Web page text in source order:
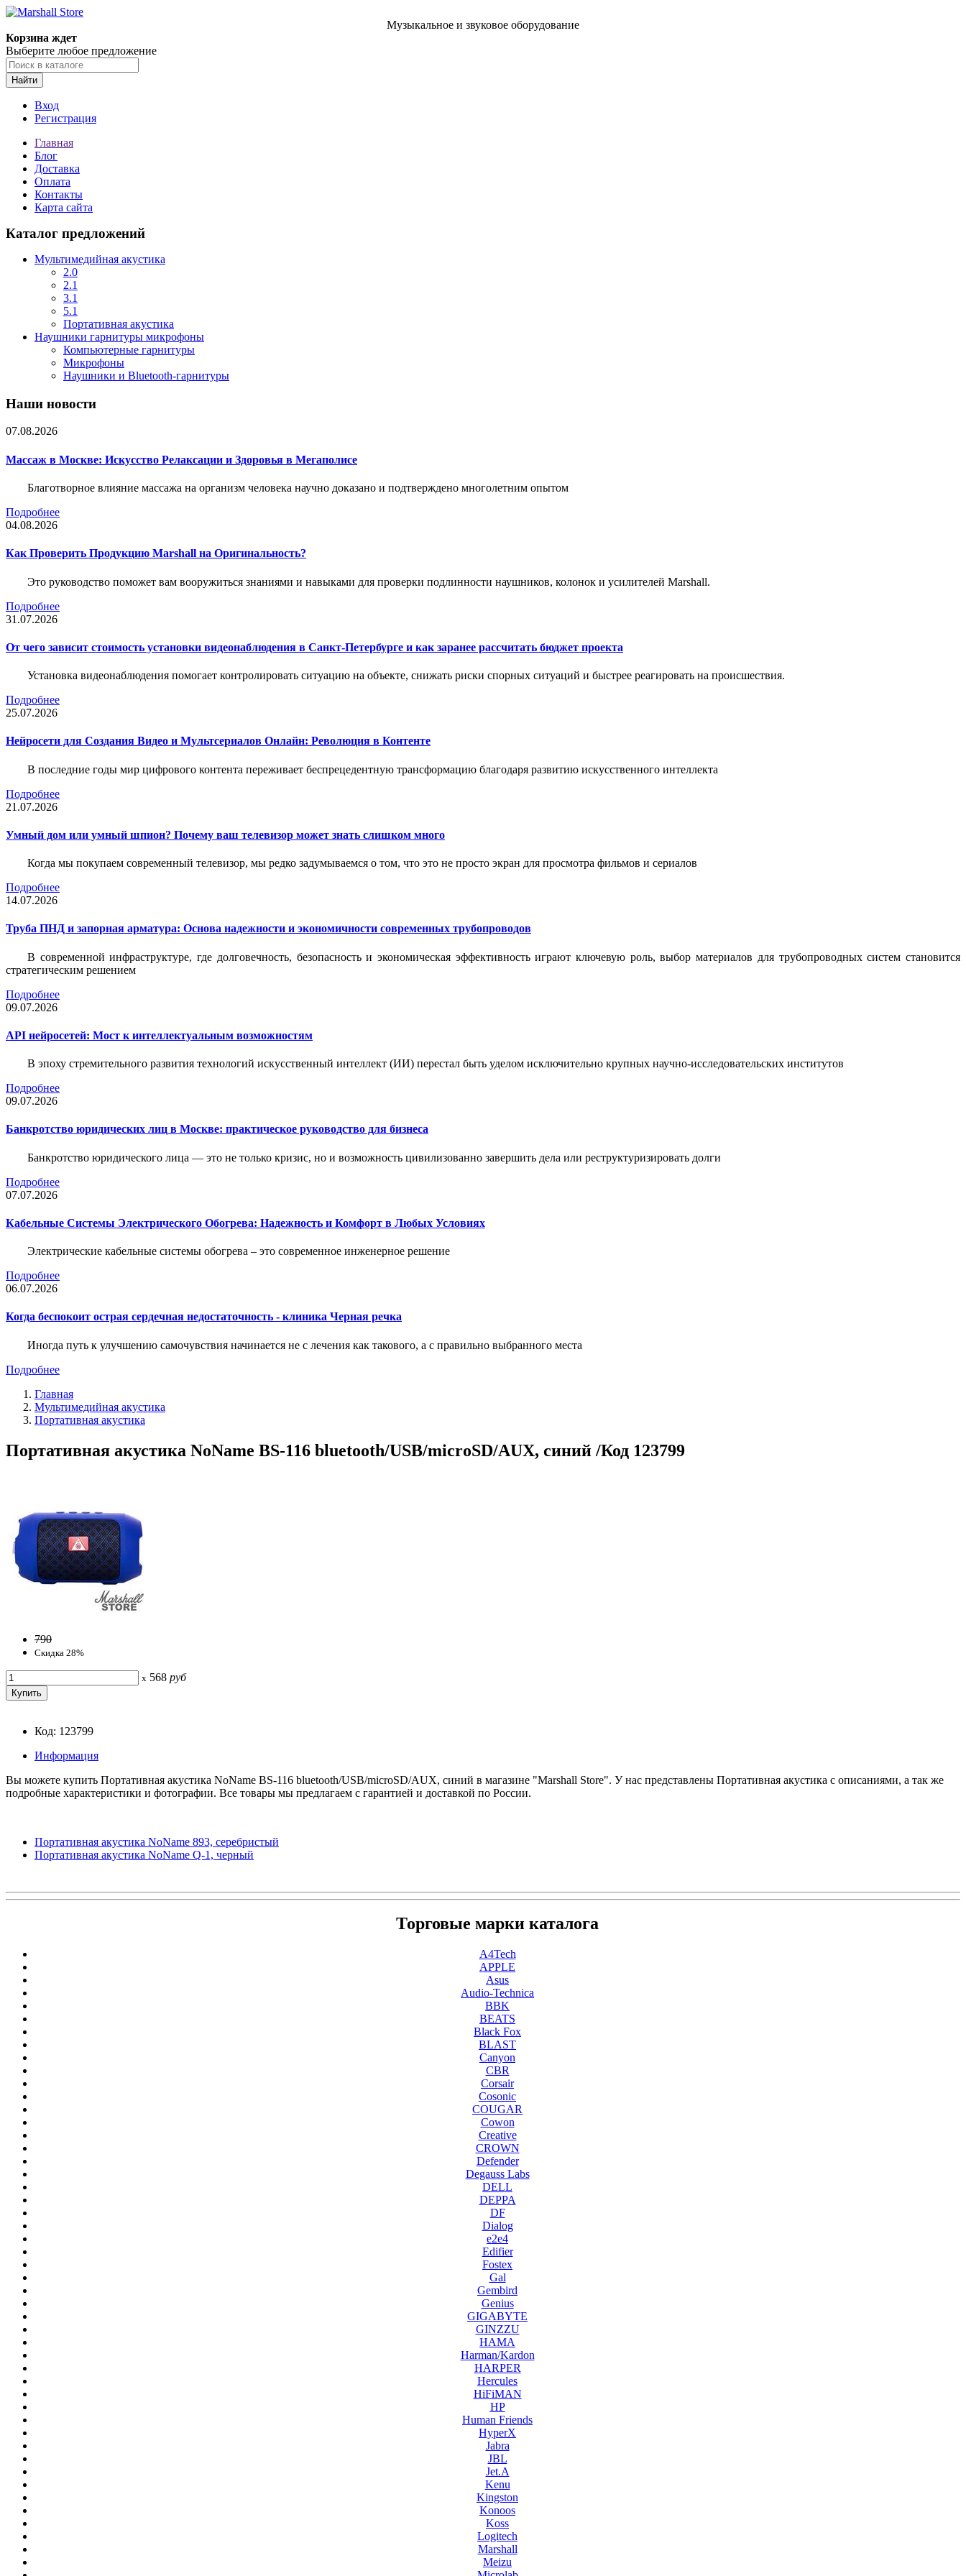
Музыкальное и звуковое оборудование
Корзина ждет
Выберите любое предложение
Найти
Вход
Регистрация
Главная
Блог
Доставка
Оплата
Контакты
Карта сайта
Каталог предложений
Мультимедийная акустика
2.0
2.1
3.1
5.1
Портативная акустика
Наушники гарнитуры микрофоны
Компьютерные гарнитуры
Микрофоны
Наушники и Bluetooth-гарнитуры
Наши новости
07.08.2026
Массаж в Москве: Искусство Релаксации и Здоровья в Мегаполисе
Благотворное влияние массажа на организм человека научно доказано и подтверждено многолетним опытом
Подробнее
04.08.2026
Как Проверить Продукцию Marshall на Оригинальность?
Это руководство поможет вам вооружиться знаниями и навыками для проверки подлинности наушников, колонок и усилителей Marshall.
Подробнее
31.07.2026
От чего зависит стоимость установки видеонаблюдения в Санкт-Петербурге и как заранее рассчитать бюджет проекта
Установка видеонаблюдения помогает контролировать ситуацию на объекте, снижать риски спорных ситуаций и быстрее реагировать на происшествия.
Подробнее
25.07.2026
Нейросети для Создания Видео и Мультсериалов Онлайн: Революция в Контенте
В последние годы мир цифрового контента переживает беспрецедентную трансформацию благодаря развитию искусственного интеллекта
Подробнее
21.07.2026
Умный дом или умный шпион? Почему ваш телевизор может знать слишком много
Когда мы покупаем современный телевизор, мы редко задумываемся о том, что это не просто экран для просмотра фильмов и сериалов
Подробнее
14.07.2026
Труба ПНД и запорная арматура: Основа надежности и экономичности современных трубопроводов
В современной инфраструктуре, где долговечность, безопасность и экономическая эффективность играют ключевую роль, выбор материалов для трубопроводных систем становится
стратегическим решением
Подробнее
09.07.2026
API нейросетей: Мост к интеллектуальным возможностям
В эпоху стремительного развития технологий искусственный интеллект (ИИ) перестал быть уделом исключительно крупных научно-исследовательских институтов
Подробнее
09.07.2026
Банкротство юридических лиц в Москве: практическое руководство для бизнеса
Банкротство юридического лица — это не только кризис, но и возможность цивилизованно завершить дела или реструктуризировать долги
Подробнее
07.07.2026
Кабельные Системы Электрического Обогрева: Надежность и Комфорт в Любых Условиях
Электрические кабельные системы обогрева – это современное инженерное решение
Подробнее
06.07.2026
Когда беспокоит острая сердечная недостаточность - клиника Черная речка
Иногда путь к улучшению самочувствия начинается не с лечения как такового, а с правильно выбранного места
Подробнее
Главная
Мультимедийная акустика
Портативная акустика
Портативная акустика NoName BS-116 bluetooth/USB/microSD/AUX, синий /Код 123799
790
Скидка 28%
x 568 руб
Код: 123799
Информация
Вы можете купить Портативная акустика NoName BS-116 bluetooth/USB/microSD/AUX, синий в магазине "Marshall Store". У нас представлены Портативная акустика с описаниями, а так же
подробные характеристики и фотографии. Все товары мы предлагаем с гарантией и доставкой по России.
Портативная акустика NoName 893, серебристый
Портативная акустика NoName Q-1, черный
Торговые марки каталога
A4Tech
APPLE
Asus
Audio-Technica
BBK
BEATS
Black Fox
BLAST
Canyon
CBR
Corsair
Cosonic
COUGAR
Cowon
Creative
CROWN
Defender
Degauss Labs
DELL
DEPPA
DF
Dialog
e2e4
Edifier
Fostex
Gal
Gembird
Genius
GIGABYTE
GINZZU
HAMA
Harman/Kardon
HARPER
Hercules
HiFiMAN
HP
Human Friends
HyperX
Jabra
JBL
Jet.A
Kenu
Kingston
Konoos
Koss
Logitech
Marshall
Meizu